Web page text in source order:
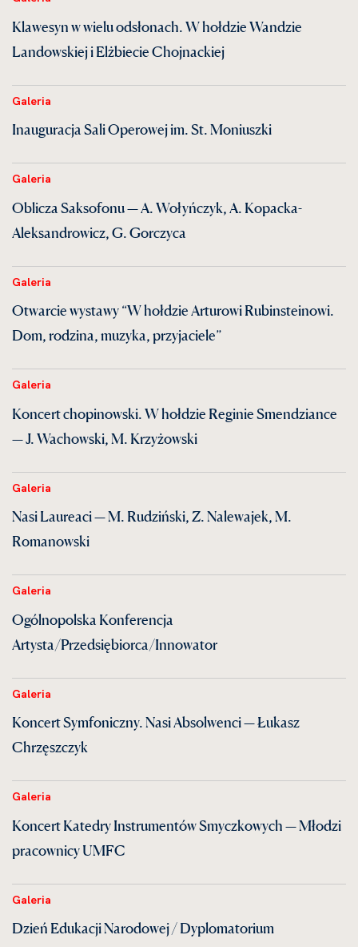
Klawesyn w wielu odsłonach. W hołdzie Wandzie
Landowskiej i Elżbiecie Chojnackiej
Galeria
Inauguracja Sali Operowej im. St. Moniuszki
Galeria
Oblicza Saksofonu — A. Wołyńczyk, A. Kopacka-
Aleksandrowicz, G. Gorczyca
Galeria
Otwarcie wystawy “W hołdzie Arturowi Rubinsteinowi.
Dom, rodzina, muzyka, przyjaciele”
Galeria
Koncert chopinowski. W hołdzie Reginie Smendziance
— J. Wachowski, M. Krzyżowski
Galeria
Nasi Laureaci — M. Rudziński, Z. Nalewajek, M.
Romanowski
Galeria
Ogólnopolska Konferencja
Artysta/Przedsiębiorca/Innowator
Galeria
Koncert Symfoniczny. Nasi Absolwenci — Łukasz
Chrzęszczyk
Galeria
Koncert Katedry Instrumentów Smyczkowych — Młodzi
pracownicy UMFC
Galeria
Dzień Edukacji Narodowej / Dyplomatorium